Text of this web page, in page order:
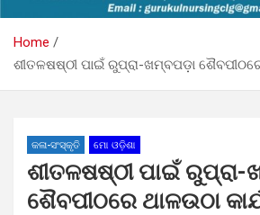
Home
ଶୀତଳଷଷ୍ଠୀ ପାଇଁ ରୁପ୍ରା-ଖମ୍ବପଡ଼ା
କଳା-ସଂସ୍କୃତି ମୋ ଓଡ଼ିଶା
ଶୀତଳଷଷ୍ଠୀ ପାଇଁ
ଶୈବପୀଠରେ ଥାଳଉଠା